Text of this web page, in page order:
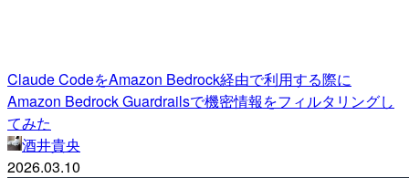
Claude CodeをAmazon Bedrock経由で利用する際に
Amazon Bedrock Guardrailsで機密情報をフィルタリングし
てみた
酒井貴央
2026.03.10